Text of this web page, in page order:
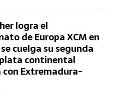
logra el
de Europa XCM en
cuelga su segunda
continental
Extremadura-